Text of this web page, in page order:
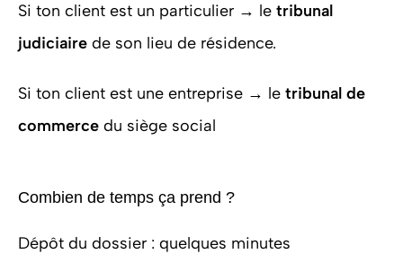
Si ton client est un particulier → le tribunal
judiciaire de son lieu de résidence.
Si ton client est une entreprise → le tribunal de
commerce du siège social
Combien de temps ça prend ?
Dépôt du dossier : quelques minutes